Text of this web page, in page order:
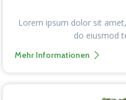
Lorem ipsum dolor sit
do eiusmod
Mehr Informationen